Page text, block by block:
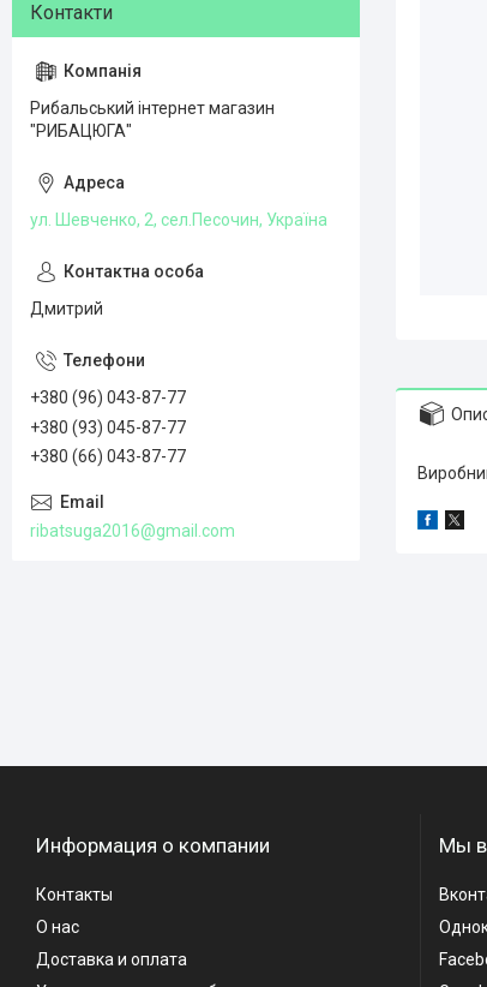
Рибальський інтернет магазин
"РИБАЦЮГА"
ул. Шевченко, 2, сел.Песочин, Україна
Дмитрий
+380 (96) 043-87-77
+380 (93) 045-87-77
+380 (66) 043-87-77
ribatsuga2016@gmail.com
Информация о компании
Контакты
О нас
Доставка и оплата
Мы в